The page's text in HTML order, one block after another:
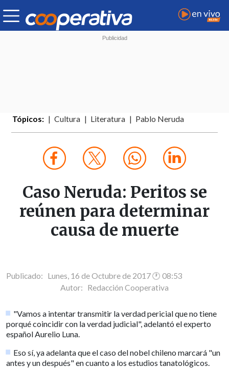
Tópicos: Cultura Literatura Pablo Neruda
Caso Neruda: Peritos se
reúnen para determinar
causa de muerte
Publicado: Lunes, 16 de Octubre de 2017 🕐 08:53
Autor: Redacción Cooperativa
"Vamos a intentar transmitir la verdad pericial que no tiene
porqué coincidir con la verdad judicial", adelantó el experto
español Aurelio Luna.
Eso sí, ya adelanta que el caso del nobel chileno marcará "un
antes y un después" en cuanto a los estudios tanatológicos.